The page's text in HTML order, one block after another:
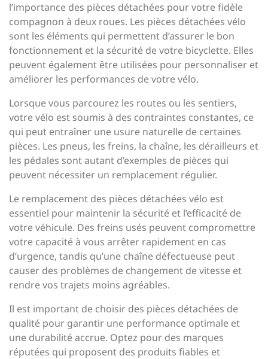
l’importance des pièces détachées pour votre fidèle
compagnon à deux roues. Les pièces détachées vélo
sont les éléments qui permettent d’assurer le bon
fonctionnement et la sécurité de votre bicyclette. Elles
peuvent également être utilisées pour personnaliser et
améliorer les performances de votre vélo.
Lorsque vous parcourez les routes ou les sentiers,
votre vélo est soumis à des contraintes constantes, ce
qui peut entraîner une usure naturelle de certaines
pièces. Les pneus, les freins, la chaîne, les dérailleurs et
les pédales sont autant d’exemples de pièces qui
peuvent nécessiter un remplacement régulier.
Le remplacement des pièces détachées vélo est
essentiel pour maintenir la sécurité et l’efficacité de
votre véhicule. Des freins usés peuvent compromettre
votre capacité à vous arrêter rapidement en cas
d’urgence, tandis qu’une chaîne défectueuse peut
causer des problèmes de changement de vitesse et
rendre vos trajets moins agréables.
Il est important de choisir des pièces détachées de
qualité pour garantir une performance optimale et
une durabilité accrue. Optez pour des marques
réputées qui proposent des produits fiables et